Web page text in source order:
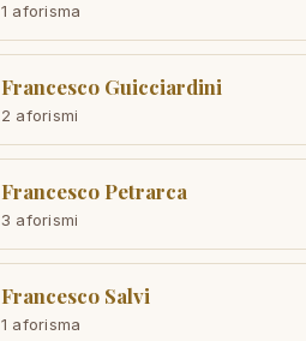
1 aforisma
Francesco Guicciardini
2 aforismi
Francesco Petrarca
3 aforismi
Francesco Salvi
1 aforisma